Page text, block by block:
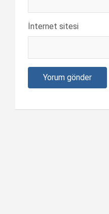
İnternet sitesi